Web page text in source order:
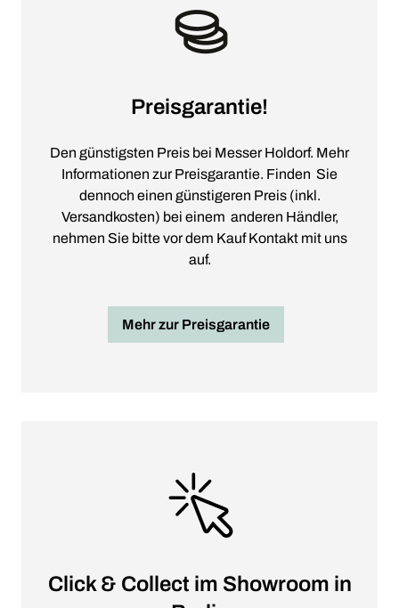
Preisgarantie!
Den günstigsten Preis bei Messer Holdorf. Mehr
Informationen zur Preisgarantie. Finden Sie
dennoch einen günstigeren Preis (inkl.
Versandkosten) bei einem anderen Händler,
nehmen Sie bitte vor dem Kauf Kontakt mit uns
auf.
Mehr zur Preisgarantie
Click & Collect im Showroom in